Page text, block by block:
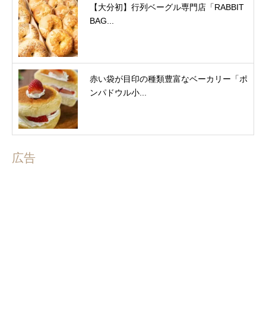
【大分初】行列ベーグル専門店「RABBIT
BAG...
赤い袋が目印の種類豊富なベーカリー「ポ
ンパドウル小...
広告